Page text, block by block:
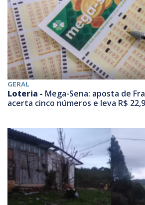
GERAL
Loteria - Mega-Sena: aposta de
acerta cinco números e leva R$